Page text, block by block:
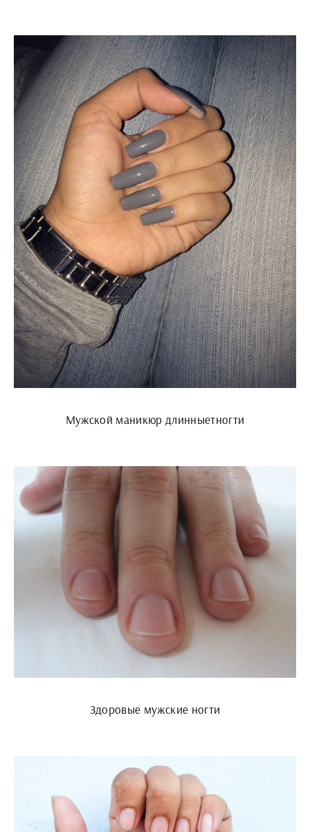
Мужской маникюр длинныетногти
Здоровые мужские ногти